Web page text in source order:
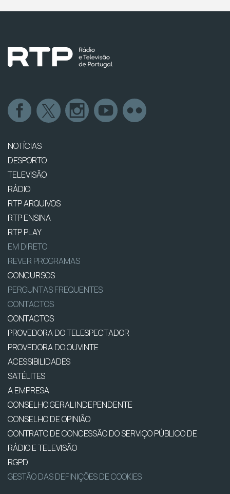
NOTÍCIAS
DESPORTO
TELEVISÃO
RÁDIO
RTP ARQUIVOS
RTP ENSINA
RTP PLAY
EM DIRETO
REVER PROGRAMAS
CONCURSOS
PERGUNTAS FREQUENTES
CONTACTOS
CONTACTOS
PROVEDORA DO TELESPECTADOR
PROVEDORA DO OUVINTE
ACESSIBILIDADES
SATÉLITES
A EMPRESA
CONSELHO GERAL INDEPENDENTE
CONSELHO DE OPINIÃO
CONTRATO DE CONCESSÃO DO SERVIÇO PÚBLICO DE
RÁDIO E TELEVISÃO
RGPD
GESTÃO DAS DEFINIÇÕES DE COOKIES